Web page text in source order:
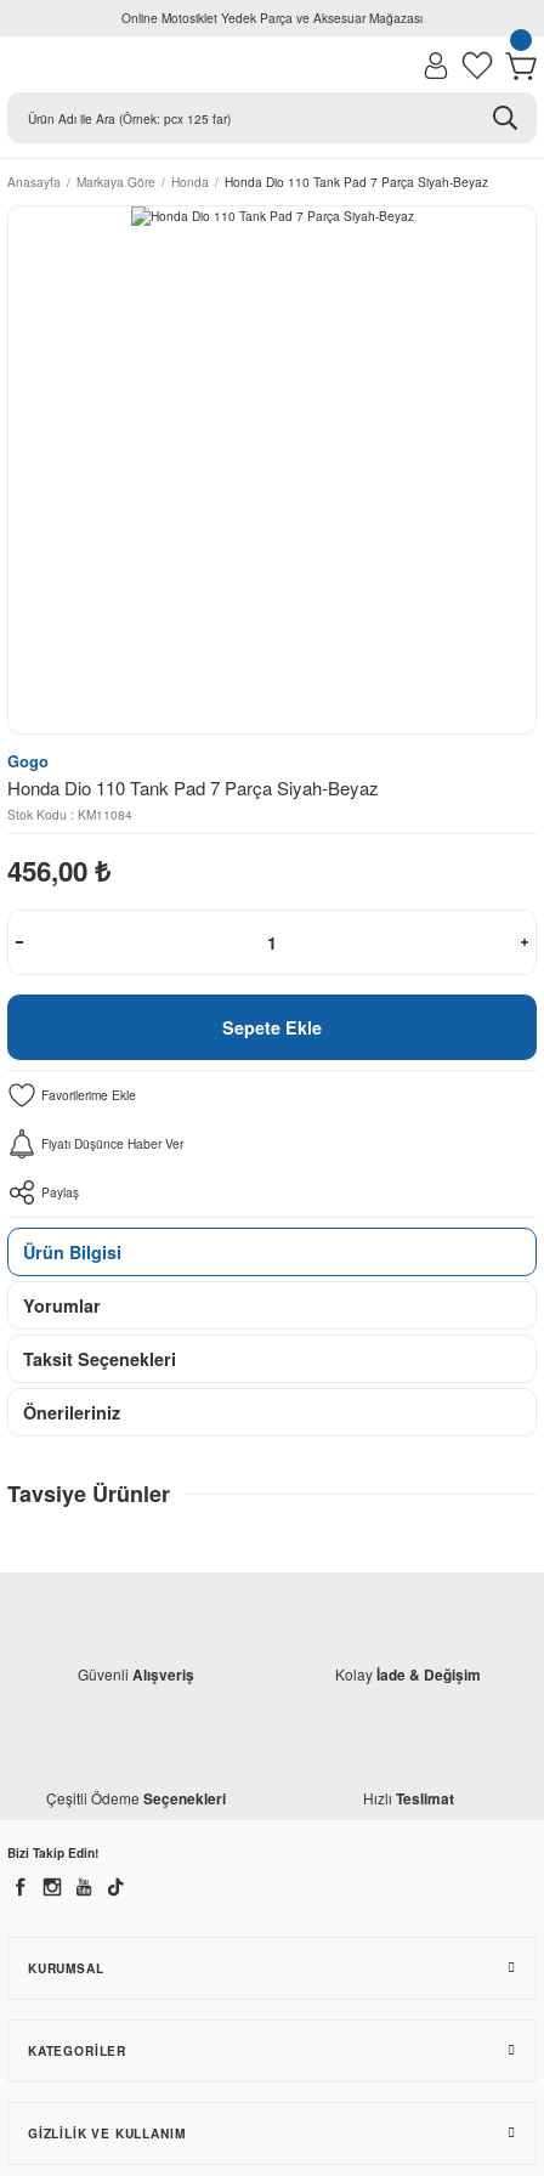
Online Motosiklet Yedek Parça ve Aksesuar Mağazası
Anasayfa Markaya Göre Honda Honda Dio 110 Tank Pad 7 Parça Siyah-Beyaz
Gogo
Honda Dio 110 Tank Pad 7 Parça Siyah-Beyaz
Stok Kodu : KM11084
456,00 ₺
Sepete Ekle
Fiyatı Düşünce Haber Ver
Paylaş
Ürün Bilgisi
Yorumlar
Taksit Seçenekleri
Önerileriniz
Tavsiye Ürünler
145,50 TL
Güvenli Alışveriş Kolayİade & Değişim
Çeşitli Ödeme Seçenekleri Hızlı Teslimat
Bizi Takip Edin!
KURUMSAL
KATEGORILER
GIZLILIK VE KULLANIM